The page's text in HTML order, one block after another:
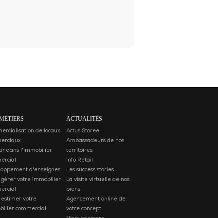
de locaux
dans l'immobilier
d'enseignes
gérer votre immobilier
estimer votre
commercial
ACTUALITÉS
Actus Storee
Ambassadeurs de nos
territoires
Info Retail
Les success stories
La visite virtuelle de nos
biens
Agencement online de
votre concept